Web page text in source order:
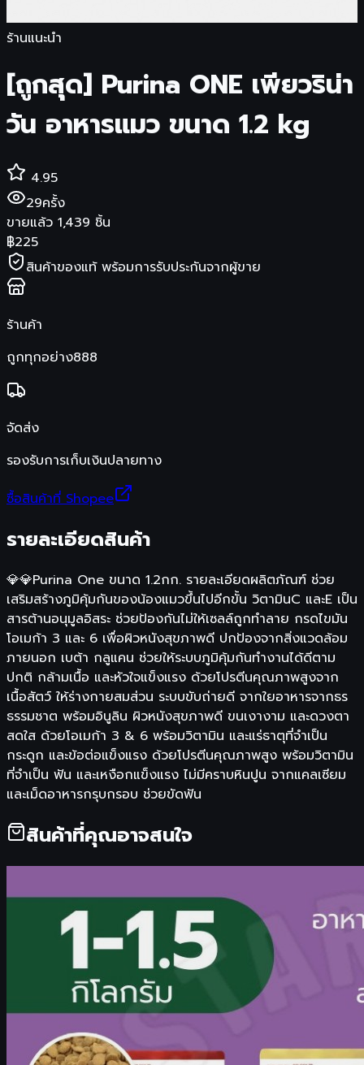
ร้านแนะนำ
[ถูกสุด] Purina ONE เพียวริน่า
วัน อาหารแมว ขนาด 1.2 kg
4.95
29ครั้ง
ขายแล้ว 1,439 ชิ้น
฿225
สินค้าของแท้ พร้อมการรับประกันจากผู้ขาย
ร้านค้า
ถูกทุกอย่าง888
จัดส่ง
รองรับการเก็บเงินปลายทาง
ซื้อสินค้าที่ Shopee
รายละเอียดสินค้า
💎💎Purina One ขนาด 1.2กก. รายละเอียดผลิตภัณฑ์ ช่วย
เสริมสร้างภูมิคุ้มกันของน้องแมวขึ้นไปอีกขั้น วิตามินC และE เป็น
สารต้านอนุมูลอิสระ ช่วยป้องกันไม่ให้เซลล์ถูกทำลาย กรดไขมัน
โอเมก้า 3 และ 6 เพื่อผิวหนังสุขภาพดี ปกป้องจากสิ่งแวดล้อม
ภายนอก เบต้า กลูแคน ช่วยให้ระบบภูมิคุ้มกันทำงานได้ดีตาม
ปกติ กล้ามเนื้อ และหัวใจแข็งแรง ด้วยโปรตีนคุณภาพสูงจาก
เนื้อสัตว์ ให้ร่างกายสมส่วน ระบบขับถ่ายดี จากใยอาหารจากธร
ธรรมชาต พร้อมอินูลิน ผิวหนังสุขภาพดี ขนเงางาม และดวงตา
สดใส ด้วยโอเมก้า 3 & 6 พร้อมวิตามิน และแร่ธาตุที่จำเป็น
กระดูก และข้อต่อแข็งแรง ด้วยโปรตีนคุณภาพสูง พร้อมวิตามิน
ที่จำเป็น ฟัน และเหงือกแข็งแรง ไม่มีคราบหินปูน จากแคลเซียม
และเม็ดอาหารกรุบกรอบ ช่วยขัดฟัน
สินค้าที่คุณอาจสนใจ